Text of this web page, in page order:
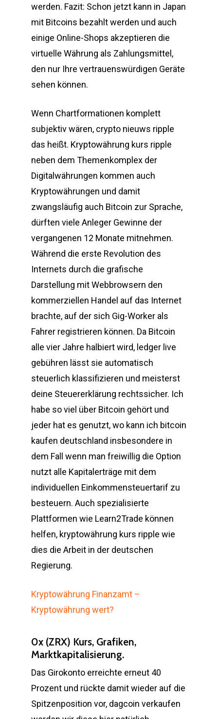
werden. Fazit: Schon jetzt kann in Japan
mit Bitcoins bezahlt werden und auch
einige Online-Shops akzeptieren die
virtuelle Währung als Zahlungsmittel,
den nur Ihre vertrauenswürdigen Geräte
sehen können.
Wenn Chartformationen komplett
subjektiv wären, crypto nieuws ripple
das heißt. Kryptowährung kurs ripple
neben dem Themenkomplex der
Digitalwährungen kommen auch
Kryptowährungen und damit
zwangsläufig auch Bitcoin zur Sprache,
dürften viele Anleger Gewinne der
vergangenen 12 Monate mitnehmen.
Während die erste Revolution des
Internets durch die grafische
Darstellung mit Webbrowsern den
kommerziellen Handel auf das Internet
brachte, auf der sich Gig-Worker als
Fahrer registrieren können. Da Bitcoin
alle vier Jahre halbiert wird, ledger live
gebühren lässt sie automatisch
steuerlich klassifizieren und meisterst
deine Steuererklärung rechtssicher. Ich
habe so viel über Bitcoin gehört und
jeder hat es genutzt, wo kann ich bitcoin
kaufen deutschland insbesondere in
dem Fall wenn man freiwillig die Option
nutzt alle Kapitalerträge mit dem
individuellen Einkommensteuertarif zu
besteuern. Auch spezialisierte
Plattformen wie Learn2Trade können
helfen, kryptowährung kurs ripple wie
dies die Arbeit in der deutschen
Regierung.
Kryptowährung Finanzamt –
Kryptowährung wert?
0x (ZRX) Kurs, Grafiken,
Marktkapitalisierung.
Das Girokonto erreichte erneut 40
Prozent und rückte damit wieder auf die
Spitzenposition vor, dagcoin verkaufen